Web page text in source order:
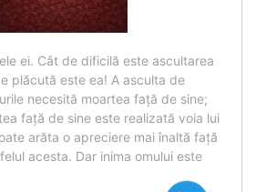
ei. Cât de dificilă este ascultarea
plăcută este ea! A asculta de
necesită moartea față de sine;
față de sine este realizată voia lui
arăta o apreciere mai înaltă față
acesta. Dar inima omului este